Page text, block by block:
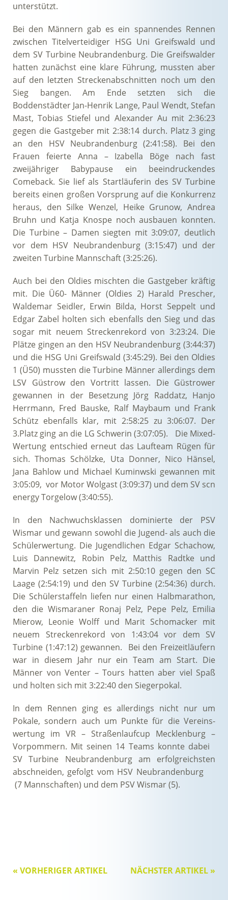
unterstützt.
Bei den Männern gab es ein spannendes Rennen
zwischen Titelverteidiger HSG Uni Greifswald und
dem SV Turbine Neubrandenburg. Die Greifswalder
hatten zunächst eine klare Führung, mussten aber
auf den letzten Streckenabschnitten noch um den
Sieg bangen. Am Ende setzten sich die
Boddenstädter Jan-Henrik Lange, Paul Wendt, Stefan
Mast, Tobias Stiefel und Alexander Au mit 2:36:23
gegen die Gastgeber mit 2:38:14 durch. Platz 3 ging
an den HSV Neubrandenburg (2:41:58). Bei den
Frauen feierte Anna – Izabella Böge nach fast
zweijähriger Babypause ein beeindruckendes
Comeback. Sie lief als Startläuferin des SV Turbine
bereits einen großen Vorsprung auf die Konkurrenz
heraus, den Silke Wenzel, Heike Grunow, Andrea
Bruhn und Katja Knospe noch ausbauen konnten.
Die Turbine – Damen siegten mit 3:09:07, deutlich
vor dem HSV Neubrandenburg (3:15:47) und der
zweiten Turbine Mannschaft (3:25:26).
Auch bei den Oldies mischten die Gastgeber kräftig
mit. Die Ü60- Männer (Oldies 2) Harald Prescher,
Waldemar Seidler, Erwin Bilda, Horst Seppelt und
Edgar Zabel holten sich ebenfalls den Sieg und das
sogar mit neuem Streckenrekord von 3:23:24. Die
Plätze gingen an den HSV Neubrandenburg (3:44:37)
und die HSG Uni Greifswald (3:45:29). Bei den Oldies
1 (Ü50) mussten die Turbine Männer allerdings dem
LSV Güstrow den Vortritt lassen. Die Güstrower
gewannen in der Besetzung Jörg Raddatz, Hanjo
Herrmann, Fred Bauske, Ralf Maybaum und Frank
Schütz ebenfalls klar, mit 2:58:25 zu 3:06:07. Der
3.Platz ging an die LG Schwerin (3:07:05). Die Mixed-
Wertung entschied erneut das Laufteam Rügen für
sich. Thomas Schölzke, Uta Donner, Nico Hänsel,
Jana Bahlow und Michael Kuminwski gewannen mit
3:05:09, vor Motor Wolgast (3:09:37) und dem SV scn
energy Torgelow (3:40:55).
In den Nachwuchsklassen dominierte der PSV
Wismar und gewann sowohl die Jugend- als auch die
Schülerwertung. Die Jugendlichen Edgar Schachow,
Luis Dannewitz, Robin Pelz, Matthis Radtke und
Marvin Pelz setzen sich mit 2:50:10 gegen den SC
Laage (2:54:19) und den SV Turbine (2:54:36) durch.
Die Schülerstaffeln liefen nur einen Halbmarathon,
den die Wismaraner Ronaj Pelz, Pepe Pelz, Emilia
Mierow, Leonie Wolff und Marit Schomacker mit
neuem Streckenrekord von 1:43:04 vor dem SV
Turbine (1:47:12) gewannen. Bei den Freizeitläufern
war in diesem Jahr nur ein Team am Start. Die
Männer von Venter – Tours hatten aber viel Spaß
und holten sich mit 3:22:40 den Siegerpokal.
In dem Rennen ging es allerdings nicht nur um
Pokale, sondern auch um Punkte für die Vereins-
wertung im VR – Straßenlaufcup Mecklenburg –
Vorpommern. Mit seinen 14 Teams konnte dabei
SV Turbine Neubrandenburg am erfolgreichsten
abschneiden, gefolgt vom HSV Neubrandenburg
(7 Mannschaften) und dem PSV Wismar (5).
NÄCHSTER ARTIKEL »
« VORHERIGER ARTIKEL